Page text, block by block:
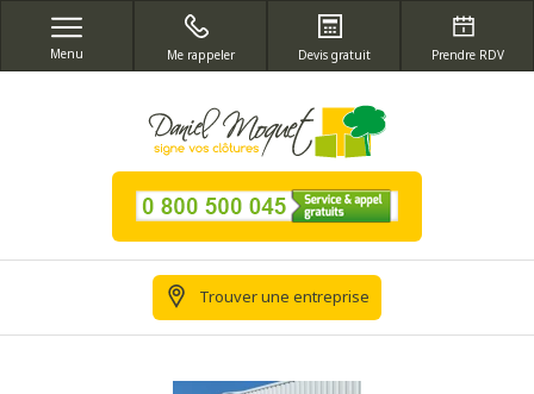
Menu Me rappeler Devis gratuit Prendre RDV
Trouver une entreprise